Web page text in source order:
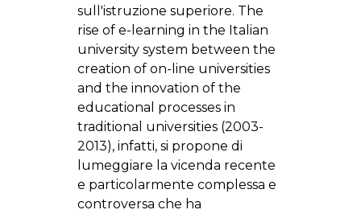
sull'istruzione superiore. The
rise of e-learning in the Italian
university system between the
creation of on-line universities
and the innovation of the
educational processes in
traditional universities (2003-
2013), infatti, si propone di
lumeggiare la vicenda recente
e particolarmente complessa e
controversa che ha